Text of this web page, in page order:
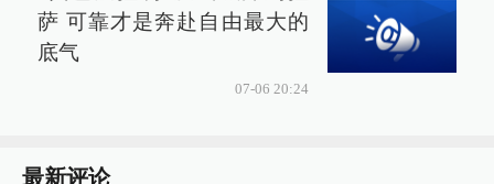
萨 可靠才是奔赴自由最大的
底气
07-06 20:24
最新评论